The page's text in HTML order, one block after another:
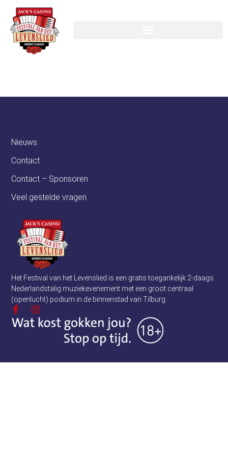
Het Festival van het Levenslied is een gratis toegankelijk 2-daags
Nederlandstalig muziekevenement met een groot centraal
(openlucht) podium in de binnenstad van Tilburg.
Nieuws
Contact
Contact – Sponsoren
Veel gestelde vragen